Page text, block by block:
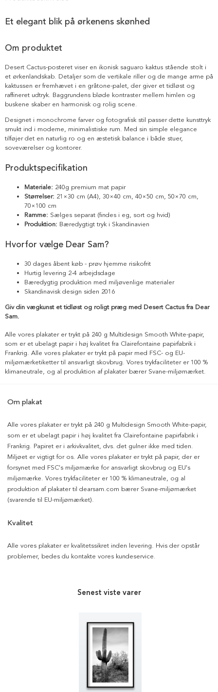
Et elegant blik på ørkenens skønhed
Om produktet
Desert Cactus-posteret viser en ikonisk saguaro kaktus stående stolt i
et ørkenlandskab. Detaljer som de vertikale riller og de mange arme på
kaktussen er fremhævet i en gråtone-palet, der giver et tidløst og
raffineret udtryk. Baggrundens bløde kontraster mellem himlen og
buskene skaber en harmonisk og rolig scene.
Designet i monochrome farver og fotografisk stil passer dette kunsttryk
smukt ind i moderne, minimalistiske rum. Med sin simple elegance
tilføjer det en naturlig ro og en æstetisk balance i både stuer,
soveværelser og kontorer.
Produktspecifikation
Materiale: 240g premium mat papir
Størrelser: 21×30 cm (A4), 30×40 cm, 40×50 cm, 50×70 cm,
70×100 cm
Ramme: Sælges separat (findes i eg, sort og hvid)
Produktion: Bæredygtigt tryk i Skandinavien
Hvorfor vælge Dear Sam?
30 dages åbent køb - prøv hjemme risikofrit
Hurtig levering 2-4 arbejdsdage
Bæredygtig produktion med miljøvenlige materialer
Skandinavisk design siden 2016
Giv din vægkunst et tidløst og roligt præg med Desert Cactus fra Dear
Sam.
Alle vores plakater er trykt på 240 g Multidesign Smooth White-papir,
som er et ubelagt papir i høj kvalitet fra Clairefontaine papirfabrik i
Frankrig. Alle vores plakater er trykt på papir med FSC- og EU-
miljømærketiketter til ansvarligt skovbrug. Vores trykfaciliteter er 100 %
klimaneutrale, og al produktion af plakater bærer Svane-miljømærket.
Om plakat
Alle vores plakater er trykt på 240 g Multidesign Smooth White-papir,
som er et ubelagt papir i høj kvalitet fra Clairefontaine papirfabrik i
Frankrig. Papiret er i arkivkvalitet, dvs. det gulner ikke med tiden.
Miljøet er vigtigt for os. Alle vores plakater er trykt på papir, der er
forsynet med FSC's miljømærke for ansvarligt skovbrug og EU's
miljømærke. Vores trykfaciliteter er 100 % klimaneutrale, og al
produktion af plakater til dearsam.com bærer Svane-miljømærket
(svarende til EU-miljømærket).
Kvalitet
Alle vores plakater er kvalitetssikret inden levering. Hvis der opstår
problemer, bedes du kontakte vores kundeservice.
Senest viste varer